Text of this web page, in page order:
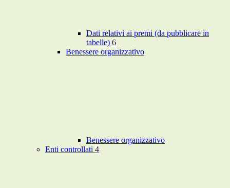
Dati relativi ai premi (da pubblicare in
tabelle) 6
Benessere organizzativo
Benessere organizzativo
Enti controllati 4